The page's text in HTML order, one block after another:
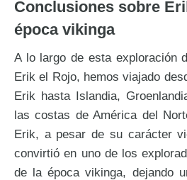
Conclusiones sobre
época vikinga
A lo largo de esta exploración
Erik el Rojo, hemos viajado
Erik hasta Islandia,
las costas de América del
Erik, a pesar de su carácter
convirtió en uno de los
de la época vikinga, dejando